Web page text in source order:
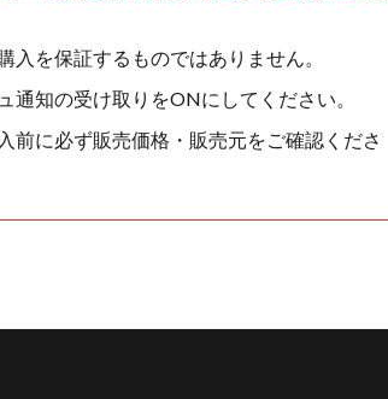
を保証するものではありません。
知の受け取りをONにしてください。
前に必ず販売価格・販売元をご確認くださ